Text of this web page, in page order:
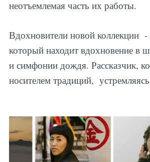
неотъемлемая часть их работы.
Вдохновители новой коллекции
который находит вдохновение в
и симфонии дождя. Рассказчик,
носителем традиций,